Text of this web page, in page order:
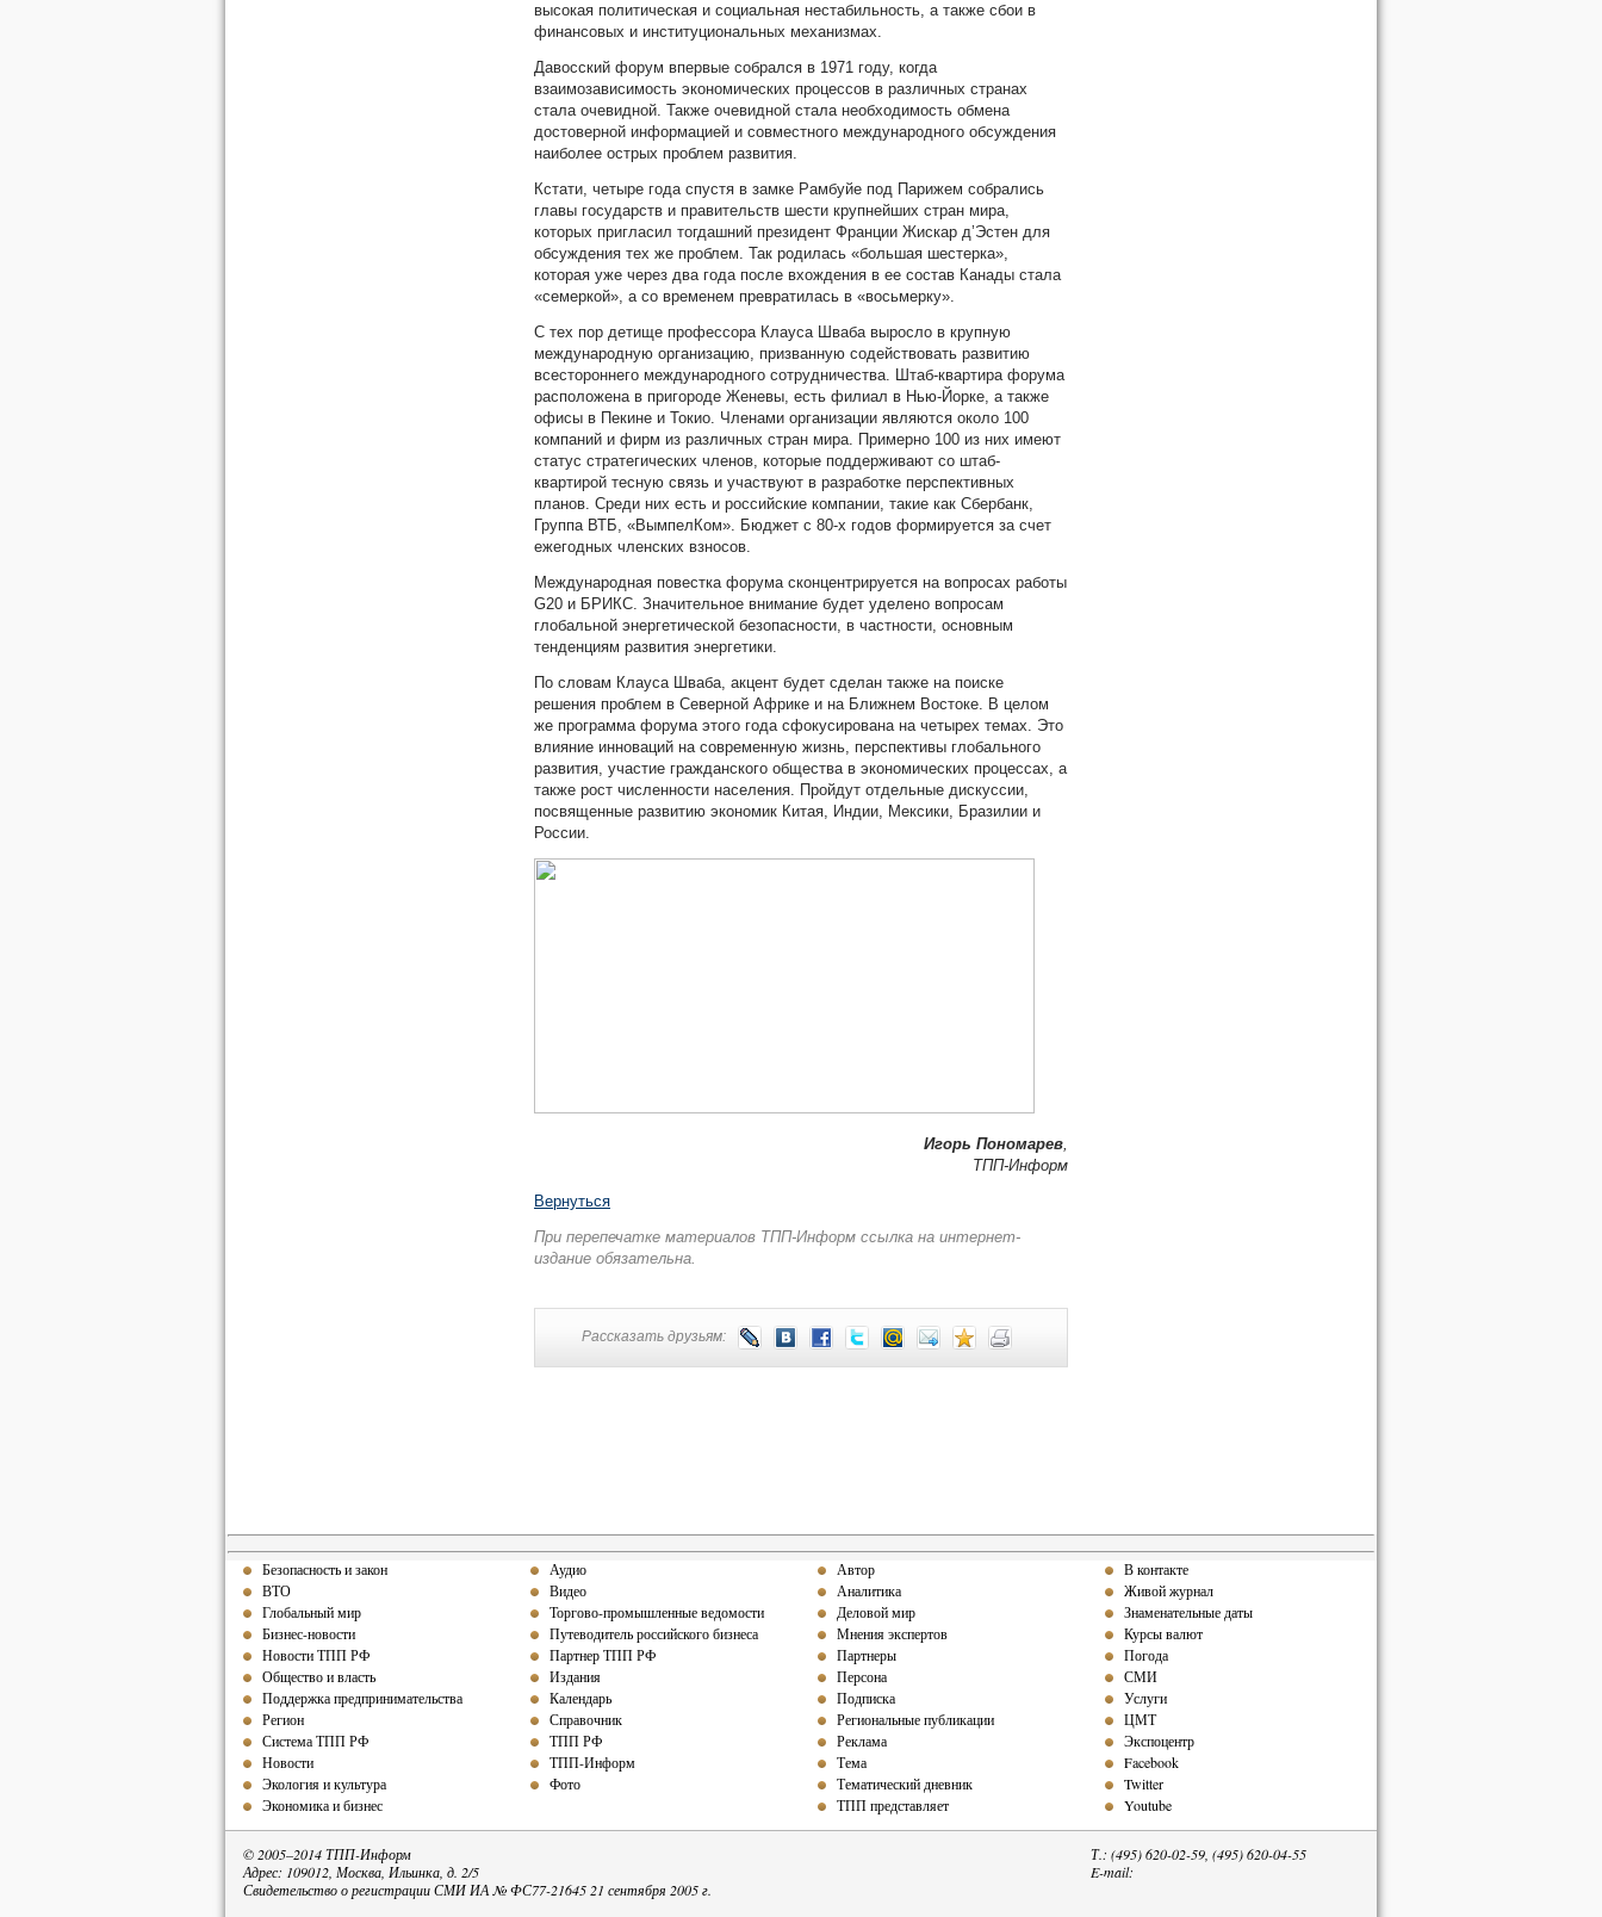
высокая политическая и социальная нестабильность, а также сбои в
финансовых и институциональных механизмах.
Давосский форум впервые собрался в 1971 году, когда
взаимозависимость экономических процессов в различных странах
стала очевидной. Также очевидной стала необходимость обмена
достоверной информацией и совместного международного обсуждения
наиболее острых проблем развития.
Кстати, четыре года спустя в замке Рамбуйе под Парижем собрались
главы государств и правительств шести крупнейших стран мира,
которых пригласил тогдашний президент Франции Жискар д’Эстен для
обсуждения тех же проблем. Так родилась «большая шестерка»,
которая уже через два года после вхождения в ее состав Канады стала
«семеркой», а со временем превратилась в «восьмерку».
С тех пор детище профессора Клауса Шваба выросло в крупную
международную организацию, призванную содействовать развитию
всестороннего международного сотрудничества. Штаб-квартира форума
расположена в пригороде Женевы, есть филиал в Нью-Йорке, а также
офисы в Пекине и Токио. Членами организации являются около 100
компаний и фирм из различных стран мира. Примерно 100 из них имеют
статус стратегических членов, которые поддерживают со штаб-
квартирой тесную связь и участвуют в разработке перспективных
планов. Среди них есть и российские компании, такие как Сбербанк,
Группа ВТБ, «ВымпелКом». Бюджет с 80-х годов формируется за счет
ежегодных членских взносов.
Международная повестка форума сконцентрируется на вопросах работы
G20 и БРИКС. Значительное внимание будет уделено вопросам
глобальной энергетической безопасности, в частности, основным
тенденциям развития энергетики.
По словам Клауса Шваба, акцент будет сделан также на поиске
решения проблем в Северной Африке и на Ближнем Востоке. В целом
же программа форума этого года сфокусирована на четырех темах. Это
влияние инноваций на современную жизнь, перспективы глобального
развития, участие гражданского общества в экономических процессах, а
также рост численности населения. Пройдут отдельные дискуссии,
посвященные развитию экономик Китая, Индии, Мексики, Бразилии и
России.
Игорь Пономарев,
ТПП-Информ
Вернуться
При перепечатке материалов ТПП-Информ ссылка на интернет-
издание обязательна.
Рассказать друзьям:
Безопасность и закон
ВТО
Глобальный мир
Бизнес-новости
Новости ТПП РФ
Общество и власть
Поддержка предпринимательства
Регион
Система ТПП РФ
Новости
Экология и культура
Экономика и бизнес
Аудио
Видео
Торгово-промышленные ведомости
Путеводитель российского бизнеса
Партнер ТПП РФ
Издания
Календарь
Справочник
ТПП РФ
ТПП-Информ
Фото
Автор
Аналитика
Деловой мир
Мнения экспертов
Партнеры
Персона
Подписка
Региональные публикации
Реклама
Тема
Тематический дневник
ТПП представляет
В контакте
Живой журнал
Знаменательные даты
Курсы валют
Погода
СМИ
Услуги
ЦМТ
Экспоцентр
Facebook
Twitter
Youtube
© 2005–2014 ТПП-Информ
Адрес: 109012, Москва, Ильинка, д. 2/5
Свидетельство о регистрации СМИ ИА № ФС77-21645 21 сентября 2005 г.
Т.: (495) 620-02-59, (495) 620-04-55
E-mail: